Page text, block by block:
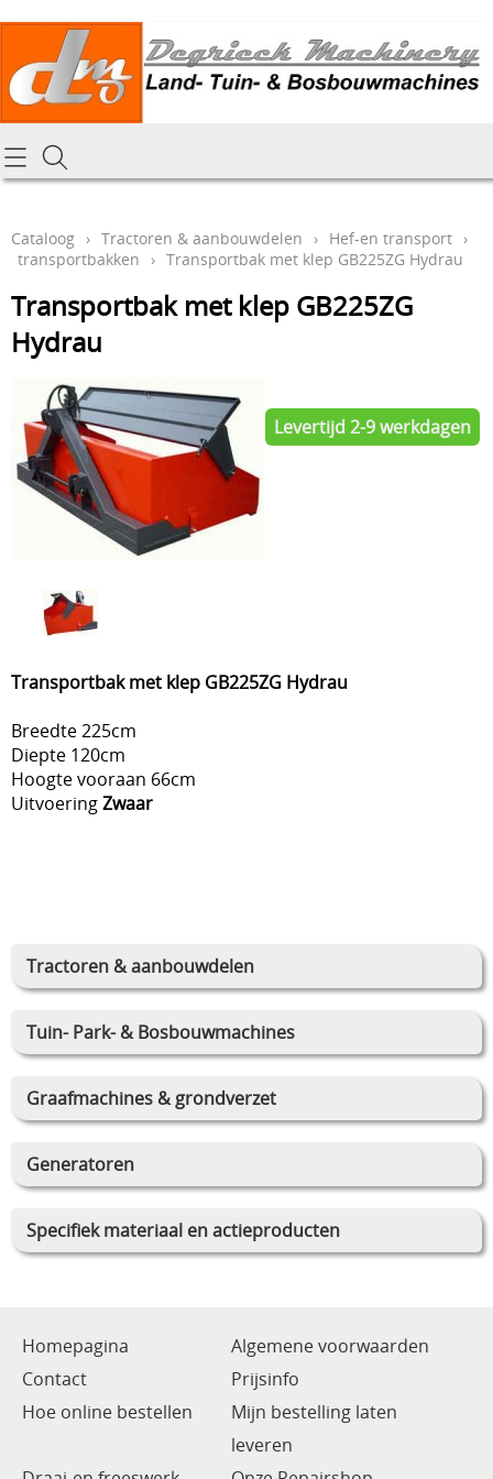
Homepagina
Tractoren & aanbouwdelen
Tuin- Park- & Bosbouwmachines
Graafmachines & grondverzet
Generatoren
Specifiek materiaal en actieproducten
Hoe online bestellen
Mijn bestelling laten leveren
Onze Repairshop Diensten
Tractoren & aanbouwdelen
Tuin- Park- & Bosbouwmachines
Graafmachines & grondverzet
Generatoren
Specifiek materiaal en actieproducten
Cataloog › Tractoren & aanbouwdelen › Hef-en transport ›
transportbakken
› Transportbak met klep GB225ZG Hydrau
Transportbak met klep GB225ZG
Hydrau
Levertijd 2-9 werkdagen
Transportbak met klep GB225ZG Hydrau
Breedte 225cm
Diepte 120cm
Hoogte vooraan 66cm
UitvoeringZwaar
Homepagina
Algemene voorwaarden
Contact
Prijsinfo
Hoe online bestellen
Mijn bestelling laten
leveren